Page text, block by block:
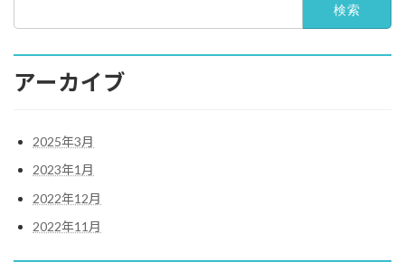
アーカイブ
2025年3月
2023年1月
2022年12月
2022年11月